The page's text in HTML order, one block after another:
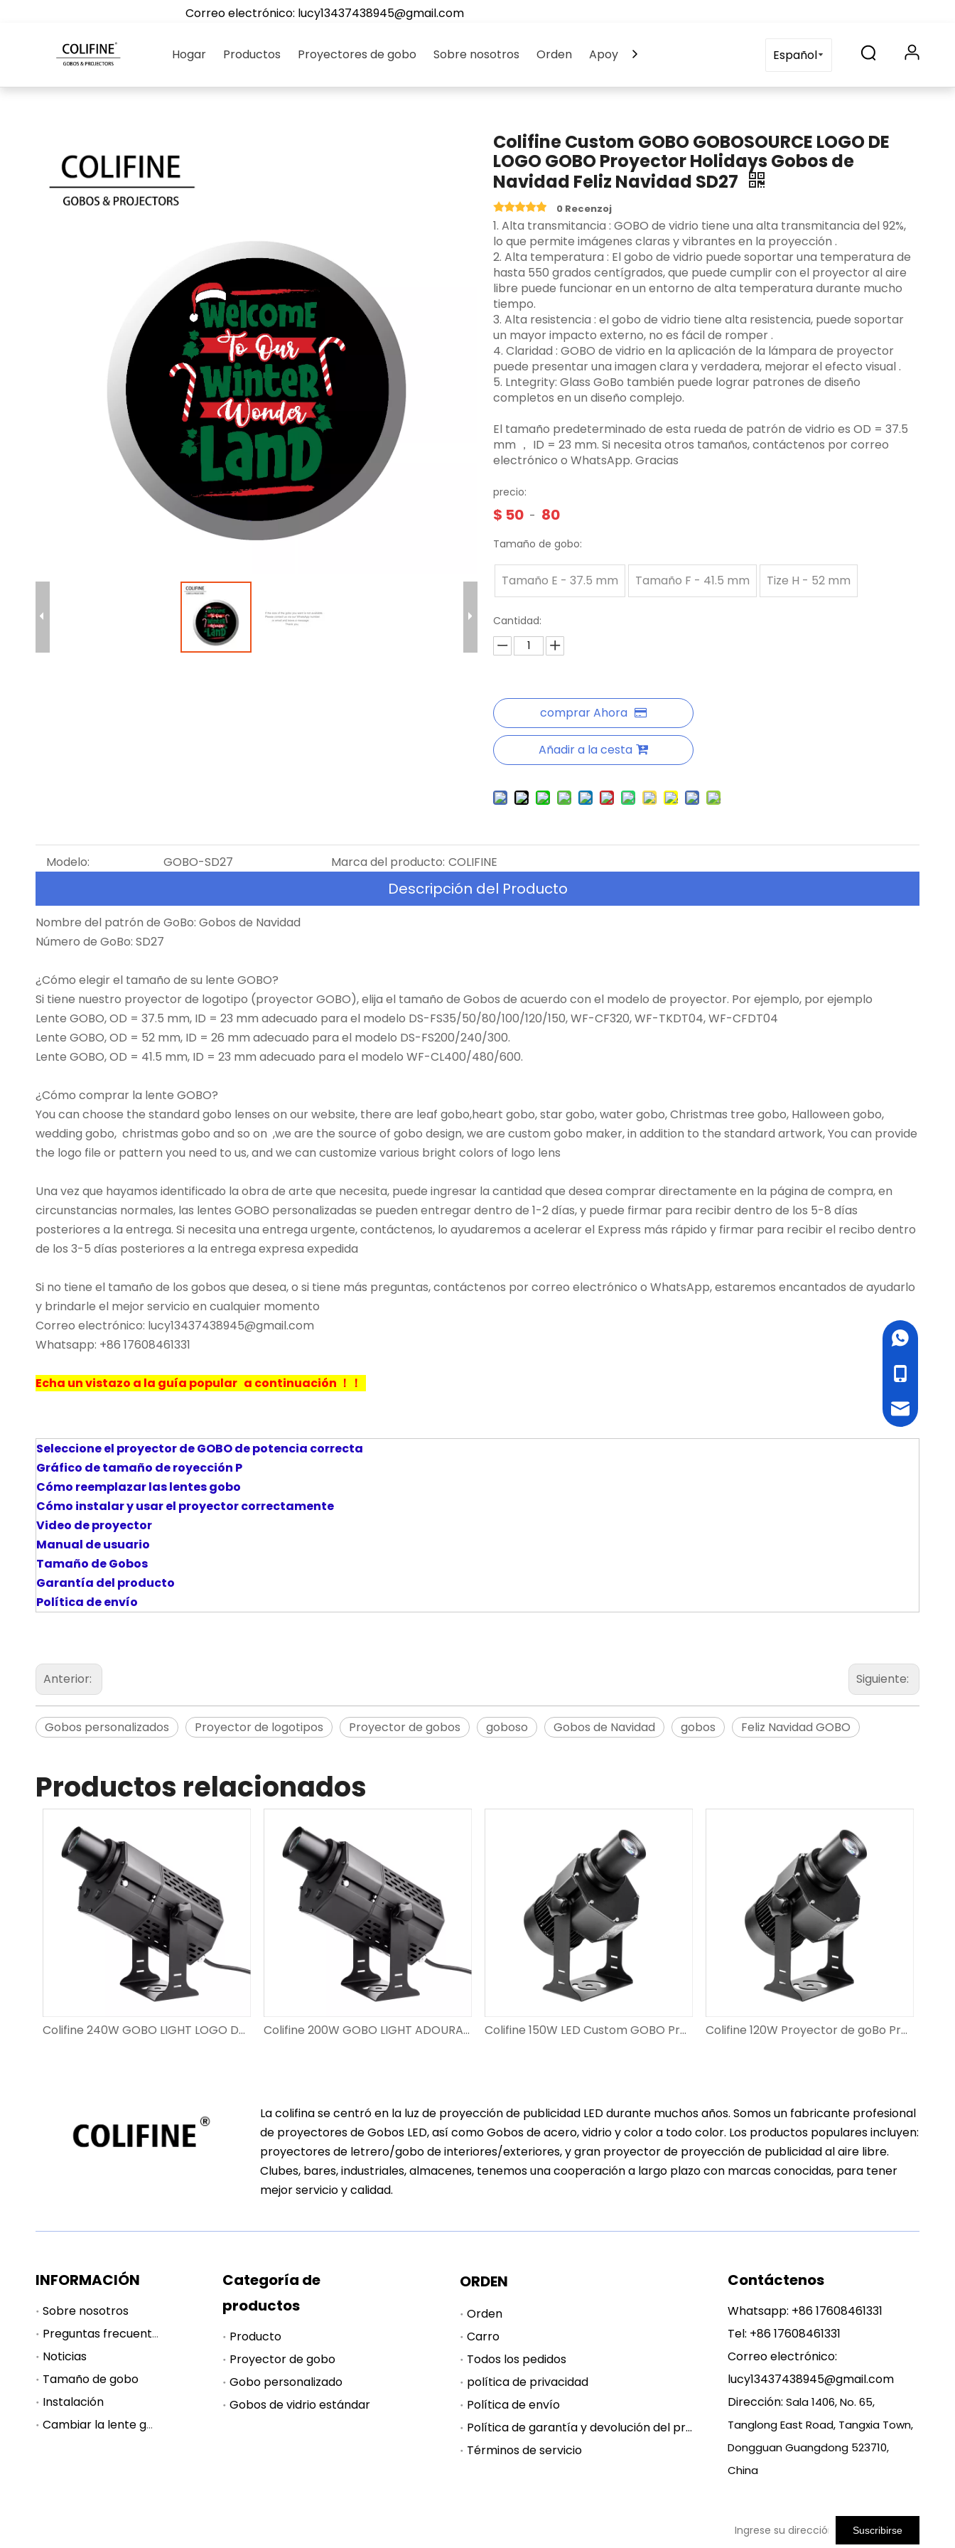
Correo electrónico: lucy13437438945@gmail.com
Hogar Productos Proyectores de gobo Sobre nosotros Orden Apoyo Contáctenos blog Preguntas
Español
Colifine Custom GOBO GOBOSOURCE LOGO DE
LOGO GOBO Proyector Holidays Gobos de
Navidad Feliz Navidad SD27
0 Recenzoj
‌1. Alta transmitancia ‌: GOBO de vidrio tiene una alta transmitancia del 92%,
lo que permite imágenes claras y vibrantes en la proyección ‌.
2. Alta temperatura ‌: El gobo de vidrio puede soportar una temperatura de
hasta 550 grados centígrados, que puede cumplir con el proyector al aire
libre puede funcionar en un entorno de alta temperatura durante mucho
tiempo.
3.‌ Alta resistencia ‌: el gobo de vidrio tiene alta resistencia, puede soportar
un mayor impacto externo, no es fácil de romper ‌.
4. Claridad ‌: GOBO de vidrio en la aplicación de la lámpara de proyector
puede presentar una imagen clara y verdadera, mejorar el efecto visual ‌.
5. Lntegrity: Glass GoBo también puede lograr patrones de diseño
completos en un diseño complejo.
El tamaño predeterminado de esta rueda de patrón de vidrio es OD = 37.5
mm ， ID = 23 mm. Si necesita otros tamaños, contáctenos por correo
electrónico o WhatsApp. Gracias
precio:
$ 50 - 80
Tamaño de gobo:
Tamaño E - 37.5 mm Tamaño F - 41.5 mm Tize H - 52 mm
Cantidad:
comprar Ahora
Añadir a la cesta
Modelo: GOBO-SD27 Marca del producto: COLIFINE
Descripción del Producto
Nombre del patrón de GoBo: Gobos de Navidad
Número de GoBo: SD27
¿Cómo elegir el tamaño de su lente GOBO?
Si tiene nuestro proyector de logotipo (proyector GOBO), elija el tamaño de Gobos de acuerdo con el modelo de proyector. Por ejemplo, por ejemplo
Lente GOBO, OD = 37.5 mm, ID = 23 mm adecuado para el modelo DS-FS35/50/80/100/120/150, WF-CF320, WF-TKDT04, WF-CFDT04
Lente GOBO, OD = 52 mm, ID = 26 mm adecuado para el modelo DS-FS200/240/300.
Lente GOBO, OD = 41.5 mm, ID = 23 mm adecuado para el modelo WF-CL400/480/600.
¿Cómo comprar la lente GOBO?
You can choose the standard gobo lenses on our website, there are leaf gobo,heart gobo, star gobo, water gobo, Christmas tree gobo, Halloween gobo,
wedding gobo, christmas gobo and so on ,we are the source of gobo design, we are custom gobo maker, in addition to the standard artwork, You can provide
the logo file or pattern you need to us, and we can customize various bright colors of logo lens
Una vez que hayamos identificado la obra de arte que necesita, puede ingresar la cantidad que desea comprar directamente en la página de compra, en
circunstancias normales, las lentes GOBO personalizadas se pueden entregar dentro de 1-2 días, y puede firmar para recibir dentro de los 5-8 días
posteriores a la entrega. Si necesita una entrega urgente, contáctenos, lo ayudaremos a acelerar el Express más rápido y firmar para recibir el recibo dentro
de los 3-5 días posteriores a la entrega expresa expedida
Si no tiene el tamaño de los gobos que desea, o si tiene más preguntas, contáctenos por correo electrónico o WhatsApp, estaremos encantados de ayudarlo
y brindarle el mejor servicio en cualquier momento
Correo electrónico: lucy13437438945@gmail.com
Whatsapp: +86 17608461331
Echa un vistazo a la guía popular a continuación ！！
Seleccione el proyector de GOBO de potencia correcta
Gráfico de tamaño de royección P
Cómo reemplazar las lentes gobo
Cómo instalar y usar el proyector correctamente
Video de proyector
Manual de usuario
Tamaño de Gobos
Garantía del producto
Política de envío
Anterior: Siguiente:
Gobos personalizados Proyector de logotipos Proyector de gobos goboso Gobos de Navidad gobos Feliz Navidad GOBO
Productos relacionados
Colifine 240W GOBO LIGHT LOGO DE LOGO PARA PUBLICIDAD SPELLITH CON LOGO LOGO VATAJE A LA VATIA Resolución Proyector de imagen DS-FS-240 Colifine 200W GOBO LIGHT ADOURADOR PUNTISO DE PUNTISO ILUMINACIÓN Custom GoBo para eventos de boda DS-FS-200 Colifine 150W LED Custom GOBO Proyector al aire libre Proyector de anuncio logotipo de proyección en el piso con diseño personalizado DS-FS-150 Colifine 120W Proyector de goBo Proyector Luces de gobo con proyección de logotipo para boda DS-FS-120
La colifina se centró en la luz de proyección de publicidad LED durante muchos años. Somos un fabricante profesional
de proyectores de Gobos LED, así como Gobos de acero, vidrio y color a todo color. Los productos populares incluyen:
proyectores de letrero/gobo de interiores/exteriores, y gran proyector de proyección de publicidad al aire libre.
Clubes, bares, industriales, almacenes, tenemos una cooperación a largo plazo con marcas conocidas, para tener
mejor servicio y calidad.
WhatsApp
Email
INFORMACIÓN
Sobre nosotros
Preguntas frecuentes
Noticias
Tamaño de gobo
Instalación
Cambiar la lente gobo
Categoría de
productos
Producto
Proyector de gobo
Gobo personalizado
Gobos de vidrio estándar
ORDEN
Orden
Carro
Todos los pedidos
política de privacidad
Política de envío
Política de garantía y devolución del producto
Términos de servicio
Contáctenos
Whatsapp: +86 17608461331
Tel: +86 17608461331
Correo electrónico:
lucy13437438945@gmail.com
Dirección:Sala 1406, No. 65,
Tanglong East Road, Tangxia Town,
Dongguan Guangdong 523710,
China
Suscribirse